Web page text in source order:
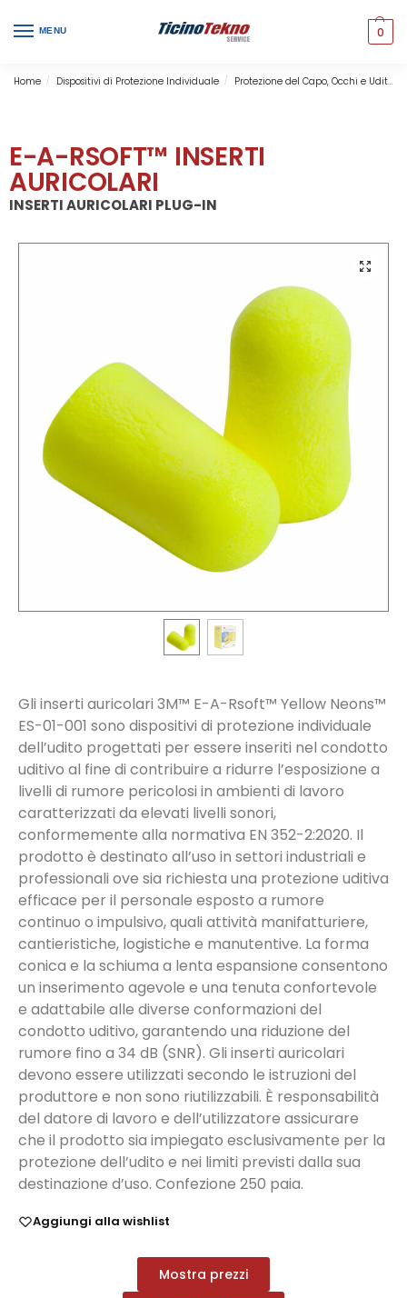
MENU 0
Home / Dispositivi di Protezione Individuale / Protezione del Capo, Occhi e Udito
E-A-RSOFT™ INSERTI
AURICOLARI
INSERTI AURICOLARI PLUG-IN
Gli inserti auricolari 3M™ E-A-Rsoft™ Yellow Neons™
ES-01-001 sono dispositivi di protezione individuale
dell’udito progettati per essere inseriti nel condotto
uditivo al fine di contribuire a ridurre l’esposizione a
livelli di rumore pericolosi in ambienti di lavoro
caratterizzati da elevati livelli sonori,
conformemente alla normativa EN 352-2:2020. Il
prodotto è destinato all’uso in settori industriali e
professionali ove sia richiesta una protezione uditiva
efficace per il personale esposto a rumore
continuo o impulsivo, quali attività manifatturiere,
cantieristiche, logistiche e manutentive. La forma
conica e la schiuma a lenta espansione consentono
un inserimento agevole e una tenuta confortevole
e adattabile alle diverse conformazioni del
condotto uditivo, garantendo una riduzione del
rumore fino a 34 dB (SNR). Gli inserti auricolari
devono essere utilizzati secondo le istruzioni del
produttore e non sono riutilizzabili. È responsabilità
del datore di lavoro e dell’utilizzatore assicurare
che il prodotto sia impiegato esclusivamente per la
protezione dell’udito e nei limiti previsti dalla sua
destinazione d’uso. Confezione 250 paia.
Aggiungi alla wishlist
Mostra prezzi